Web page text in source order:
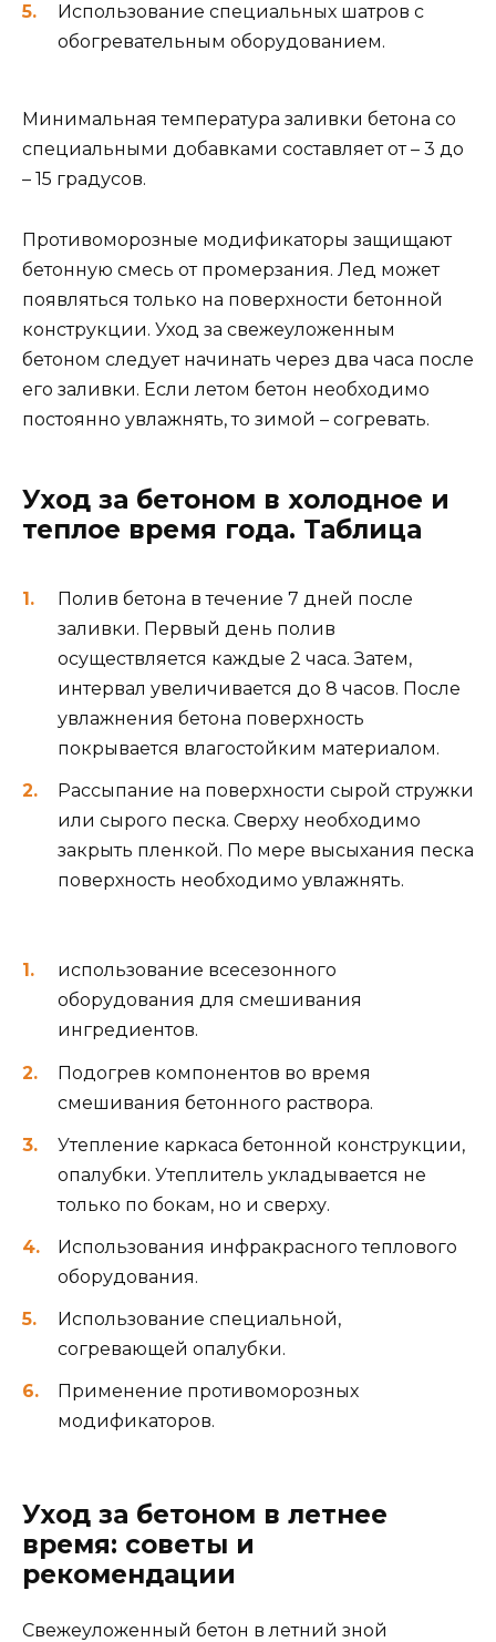
Использование специальных шатров с
обогревательным оборудованием.
Минимальная температура заливки бетона со
специальными добавками составляет от – 3 до
– 15 градусов.
Противоморозные модификаторы защищают
бетонную смесь от промерзания. Лед может
появляться только на поверхности бетонной
конструкции. Уход за свежеуложенным
бетоном следует начинать через два часа после
его заливки. Если летом бетон необходимо
постоянно увлажнять, то зимой – согревать.
Уход за бетоном в холодное и
теплое время года. Таблица
Полив бетона в течение 7 дней после
заливки. Первый день полив
осуществляется каждые 2 часа. Затем,
интервал увеличивается до 8 часов. После
увлажнения бетона поверхность
покрывается влагостойким материалом.
Рассыпание на поверхности сырой стружки
или сырого песка. Сверху необходимо
закрыть пленкой. По мере высыхания песка
поверхность необходимо увлажнять.
использование всесезонного
оборудования для смешивания
ингредиентов.
Подогрев компонентов во время
смешивания бетонного раствора.
Утепление каркаса бетонной конструкции,
опалубки. Утеплитель укладывается не
только по бокам, но и сверху.
Использования инфракрасного теплового
оборудования.
Использование специальной,
согревающей опалубки.
Применение противоморозных
модификаторов.
Уход за бетоном в летнее
время: советы и
рекомендации
Свежеуложенный бетон в летний зной